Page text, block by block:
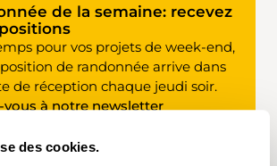
des cookies.
en cinq minutes. Avant de les
consulter le programme du club
membres s'exercent, les grottes
histoire. Le chemin est exigeant,
dangereux. Sur le Föisc se
croix au pied de laquelle
livre du sommet. Un peu plus bas,
fonctionne en libre-service: on
chose ou même cuisiner
descente vers le Lago Ritom
de la semaine: recevez
pour vos projets de week-end,
de randonnée arrive dans
de réception chaque jeudi soir.
à notre newsletter